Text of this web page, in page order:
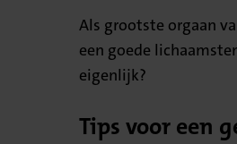
Als grootste orgaan
een goede
eigenlijk?
Tips voor een